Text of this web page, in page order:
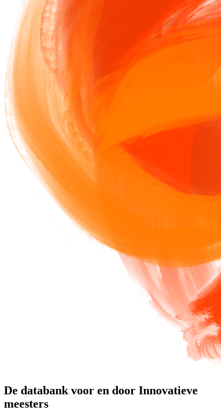
De databank voor en door Innovatieve
meesters